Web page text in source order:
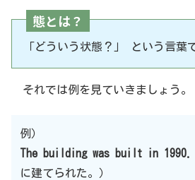
態とは？
「どういう状態？」 という言葉
それでは例を見ていきましょう。
例）
The building was built in 1990.
に建てられた。）